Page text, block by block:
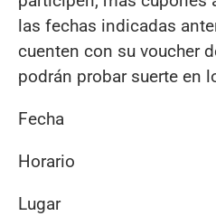
las fechas indicadas
cuenten con su voucher
podrán probar suerte en
Fecha
Horario
Lugar